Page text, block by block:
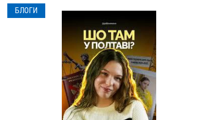
БЛОГИ